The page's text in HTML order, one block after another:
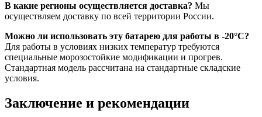
В какие регионы осуществляется доставка? Мы
осуществляем доставку по всей территории России.
Можно ли использовать эту батарею для работы в -20°C?
Для работы в условиях низких температур требуются
специальные морозостойкие модификации и прогрев.
Стандартная модель рассчитана на стандартные складские
условия.
Заключение и рекомендации